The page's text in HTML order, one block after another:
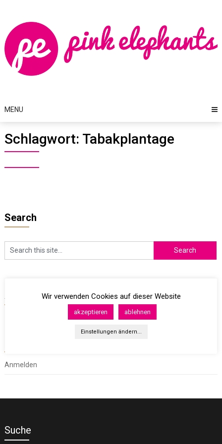
content
MENU
Schlagwort: Tabakplantage
Search
Archives
Anmelden
Suche
Wir verwenden Cookies auf dieser Website
akzeptieren ablehnen
Einstellungen ändern...